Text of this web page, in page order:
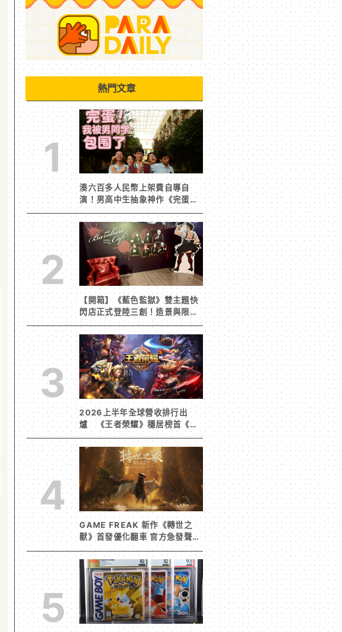
熱門文章
1
湊六百多人民幣上架費自導自
演！男高中生抽象神作《完蛋！
我被男同學包圍了》突然爆紅
2
【開箱】《藍色監獄》雙主題快
閃店正式登陸三創！造景與限定
周邊搶先看
3
2026上半年全球營收排行出
爐 《王者榮耀》穩居榜首《寒
霜啟示錄》緊追在後！
4
GAME FREAK 新作《轉世之
獸》首發優化翻車 官方急發聲明
承諾提供大量更新彌補
5